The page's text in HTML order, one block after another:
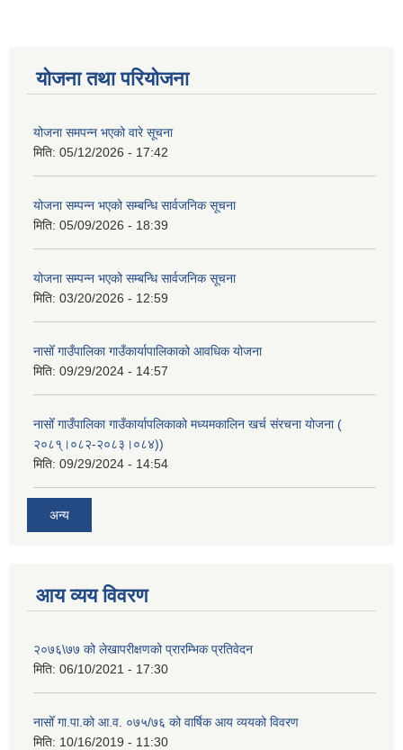
योजना तथा परियोजना
योजना समपन्न भएको वारे सूचना
मिति: 05/12/2026 - 17:42
योजना सम्पन्न भएको सम्बन्धि सार्वजनिक सूचना
मिति: 05/09/2026 - 18:39
योजना सम्पन्न भएको सम्बन्धि सार्वजनिक सूचना
मिति: 03/20/2026 - 12:59
नासोँ गाउँपालिका गाउँकार्यापालिकाको आवधिक योजना
मिति: 09/29/2024 - 14:57
नासोँ गाउँपालिका गाउँकार्यापलिकाको मध्यमकालिन खर्च संरचना योजना (
२०८१्।०८२-२०८३।०८४))
मिति: 09/29/2024 - 14:54
अन्य
आय व्यय विवरण
२०७६\७७ को लेखापरीक्षणको प्रारम्भिक प्रतिवेदन
मिति: 06/10/2021 - 17:30
नासोँ गा.पा.को आ.व. ०७५/७६ को वार्षिक आय व्ययको विवरण
मिति: 10/16/2019 - 11:30